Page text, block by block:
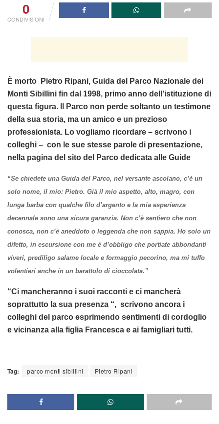
0
CONDIVISIONI
È morto Pietro Ripani, Guida del Parco Nazionale dei
Monti Sibillini fin dal 1998, primo anno dell’istituzione di
questa figura. Il Parco non perde soltanto un testimone
della sua storia, ma un amico e un prezioso
professionista. Lo vogliamo ricordare – scrivono i
colleghi – con le sue stesse parole di presentazione,
nella pagina del sito del Parco dedicata alle Guide
“Se chiedete una Guida del Parco, nel versante ascolano, c’è un
solo nome, il mio: Pietro. Già il mio aspetto, alto, magro, con
lunga barba con qualche filo d’argento e la mia esperienza
decennale sono una sicura garanzia. Non c’è sentiero che non
conosca, non c’è aneddoto o leggenda che non sappia. Ho solo un
difetto, in escursione con me è d’obbligo che portiate abbondanti
viveri, prediligo salame locale e formaggio pecorino, ma mi tuffo
volentieri anche in un barattolo di cioccolata.”
“Ci mancheranno i suoi racconti e ci mancherà
soprattutto la sua presenza “, scrivono ancora i
colleghi del parco esprimendo sentimenti di cordoglio
e vicinanza alla figlia Francesca e ai famigliari tutti.
Tag: parco monti sibillini Pietro Ripani